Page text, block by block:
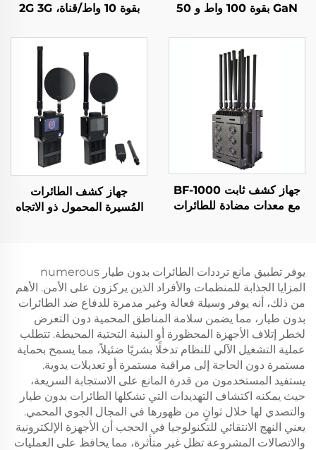
GaN بقوة 100 واط و 50
الطائرات بدون طيار، وحدة
مضادة للطائرات بدون طيار
بتردد 5.2/5.8 غيغاهرتز، درع
ديسيبل للميجاهرتز
بقوة 10 واط/قناة، 2G 3G
جهاز كشف ثابت BF-1000
مع معدات مضادة للطائرات
جهاز كشف الطائرات
المُسيرة المحمول ذو الاتجاه
يوفر تطبيق مانع ترددات الطائرات بدون طيار numerous
المزايا الجذابة للمنظمات والأفراد الذين يركزون على الأمن. الأهم
من ذلك، أنه يوفر وسيلة فعالة وغير مدمرة للدفاع ضد الطائرات
بدون طيار، مما يضمن سلامة المناطق المحمية دون التعرض
لخطر إتلاف الأجهزة المحظورة أو البنية التحتية المحيطة. تتطلب
عملية التشغيل الآلي للنظام تدخلًا بشريًا ضئيلاً، مما يسمح بحماية
مستمرة دون الحاجة إلى مراقبة مستمرة أو تعديلات يدوية.
يستفيد المستخدمون من قدرة المانع على الاستجابة السريعة،
حيث يمكنه اكتشاف التهديدات التي تشكلها الطائرات بدون طيار
والتصدي لها خلال ثوانٍ من ظهورها في المجال الجوي المحمي.
يعني النهج الانتقائي للتكنولوجيا في الحجب أن الأجهزة الإلكترونية
والاتصالات المشروعة تظل غير متأثرة، مما يحافظ على العمليات